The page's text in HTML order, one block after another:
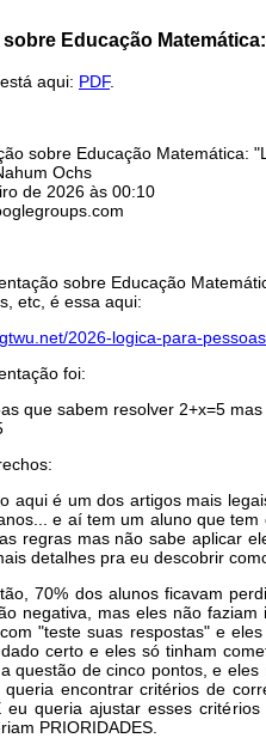
Educação
aqui: PDF.
sobre Educação Matemática:
Ochs
de 2026 às 00:10
sobre Educação
etc, é essa aqui:
2026-logica-para-
foi:
que sabem resolver 2+x=5
aqui é um dos artigos mais
e aí tem um aluno que
regras mas não sabe aplicar
detalhes pra eu descobrir
70% dos alunos ficavam
negativa, mas eles não
"teste suas respostas" e
certo e eles só tinham
questão de cinco pontos, e
queria encontrar critérios de
eu queria ajustar esses
PRIORIDADES.